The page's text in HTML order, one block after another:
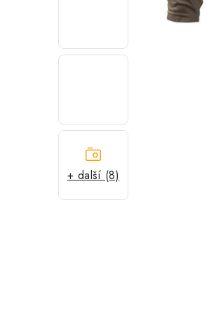
+ další (8)